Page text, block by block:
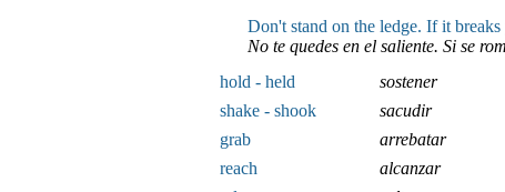
Don't stand on the ledge. If it
No te quedes en el saliente. Si se
hold - held
sostener
shake - shook
sacudir
grab
arrebatar
reach
alcanzar